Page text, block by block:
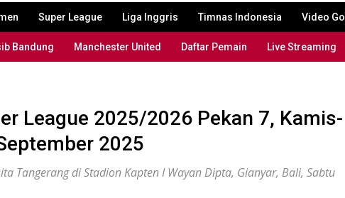
Super League Liga Inggris Timnas Indonesia Video Gol
Bandung Manchester United Daftar Pemain Live Streaming
League 2025/2026 Pekan 7, Kamis-
2025
Tangerang di Stadion Kapten I Wayan Dipta, Gianyar, Bali, Sabtu